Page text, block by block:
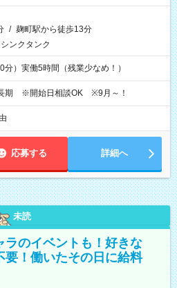
/ 麹町駅から徒歩13分
ンクタンク
）実働5時間（残業少なめ！）
期 ※開始日相談OK ※9月～！
応募する 詳細へ
未読
ラのイベントも！好きな
！働いたその日に給料